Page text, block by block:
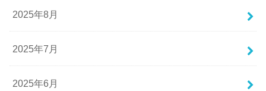
2025年8月
2025年7月
2025年6月